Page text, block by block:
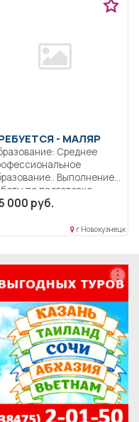
- МАЛЯР
Среднее
Выполнение
по подготовке
000 руб.
г Новокузнецк